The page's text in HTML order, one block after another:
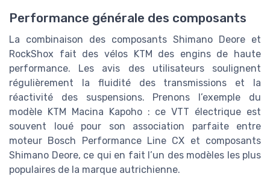
Performance générale des composants
La combinaison des composants Shimano Deore et
RockShox fait des vélos KTM des engins de haute
performance. Les avis des utilisateurs soulignent
régulièrement la fluidité des transmissions et la
réactivité des suspensions. Prenons l’exemple du
modèle KTM Macina Kapoho : ce VTT électrique est
souvent loué pour son association parfaite entre
moteur Bosch Performance Line CX et composants
Shimano Deore, ce qui en fait l’un des modèles les plus
populaires de la marque autrichienne.